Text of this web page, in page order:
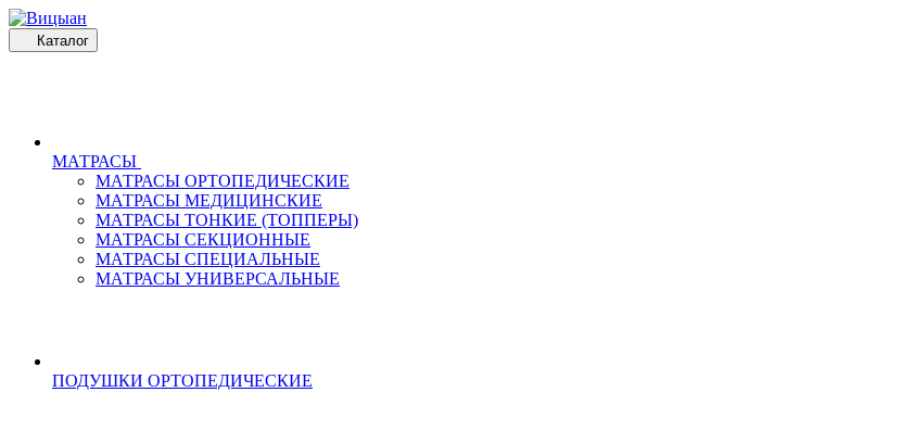
Каталог
МАТРАСЫ
МАТРАСЫ ОРТОПЕДИЧЕСКИЕ
МАТРАСЫ МЕДИЦИНСКИЕ
МАТРАСЫ ТОНКИЕ (ТОППЕРЫ)
МАТРАСЫ СЕКЦИОННЫЕ
МАТРАСЫ СПЕЦИАЛЬНЫЕ
МАТРАСЫ УНИВЕРСАЛЬНЫЕ
ПОДУШКИ ОРТОПЕДИЧЕСКИЕ